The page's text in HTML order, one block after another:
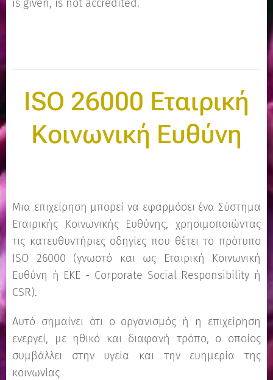
is given, is not accredited.
ISO 26000 Εταιρική
Κοινωνική Ευθύνη
Μια επιχείρηση μπορεί να εφαρμόσει ένα Σύστημα
Εταιρικής Κοινωνικής Ευθύνης, χρησιμοποιώντας
τις κατευθυντήριες οδηγίες που θέτει το πρότυπο
ISO 26000 (γνωστό και ως Εταιρική Κοινωνική
Ευθύνη ή ΕΚΕ - Corporate Social Responsibility ή
CSR).
Αυτό σημαίνει ότι ο οργανισμός ή η επιχείρηση
ενεργεί, με ηθικό και διαφανή τρόπο, ο οποίος
συμβάλλει στην υγεία και την ευημερία της
κοινωνίας